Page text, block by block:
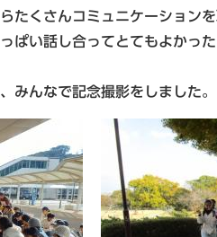
たくさんコミュニケーション
ぱい話し合ってとてもよかっ
みんなで記念撮影をしました。